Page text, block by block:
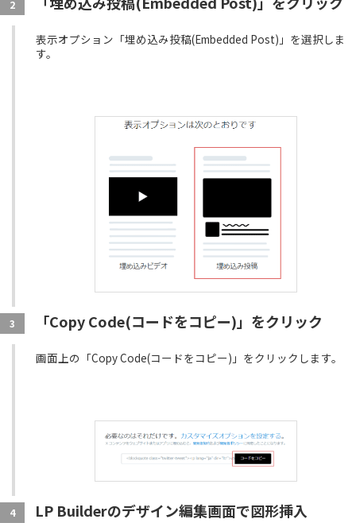
2
表示オプション「埋め込み投稿(Embedded Post)」を選択しま
す。
3 「Copy Code(コードをコピー)」をクリック
画面上の「Copy Code(コードをコピー)」をクリックします。
4 LP Builderのデザイン編集画面で図形挿入